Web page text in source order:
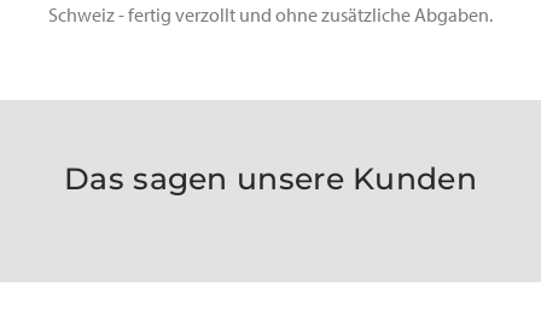
Schweiz - fertig verzollt und ohne zusätzliche Abgaben.
Das sagen unsere Kunden